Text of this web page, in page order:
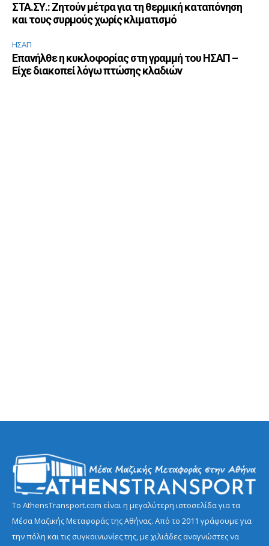
ΣΤΑ.ΣΥ.: Ζητούν μέτρα για τη θερμική καταπόνηση
και τους συρμούς χωρίς κλιματισμό
ΗΣΑΠ
Επανήλθε η κυκλοφορίας στη γραμμή του ΗΣΑΠ –
Είχε διακοπεί λόγω πτώσης κλαδιών
Το AthensTransport.com είναι η μεγαλύτερη ιστοσελίδα για τα
Μέσα Μαζικής Μεταφοράς της Αθήνας. Από το 2011 γράφουμε για
την πόλη και τις συγκοινωνίες της, με χιλιάδες αναγνώστες να